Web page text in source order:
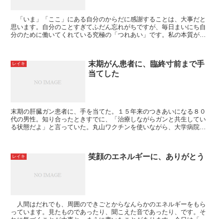
「いま」「ここ」にある自分のからだに感謝することは、大事だと
思います。自分のことすぎてふだん忘れがちですが、毎日まいにち自
分のために働いてくれている究極の「つれあい」です。私の本質が
レイキ
末期がん患者に、臨終寸前まで手
当てした
末期の肝臓ガン患者に、手を当てた。１５年来のつきあいになる８０
代の男性。知り合ったときすでに、「治療しながらガンと共生してい
る状態だよ」と言っていた。丸山ワクチンを使いながら、大学病院に
レイキ 笑顔のエネルギーに、ありがとう
人間はだれでも、周囲のできごとからなんらかのエネルギーをもら
っています。見たものであったり、聞こえた音であったり、です。そ